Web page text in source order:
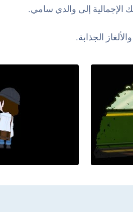
الإجمالية إلى والدي سامي.
الجذابة.